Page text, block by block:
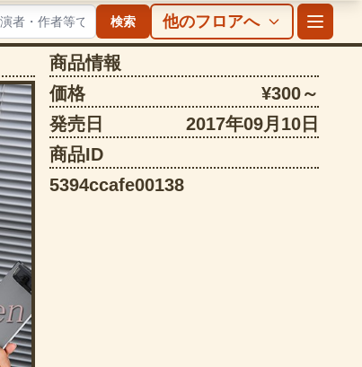
検索 他のフロアへ
商品情報
価格
¥300～
発売日
2017年09月10日
商品ID
5394ccafe00138